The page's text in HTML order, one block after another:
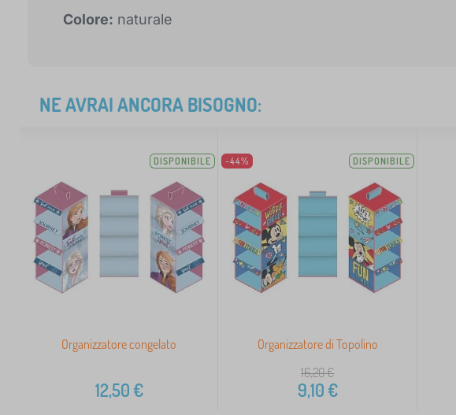
Colore: naturale
NE AVRAI ANCORA BISOGNO:
DISPONIBILE
Organizzatore congelato
12,50€
-44% DISPONIBILE
Organizzatore di Topolino
16,20€
9,10€